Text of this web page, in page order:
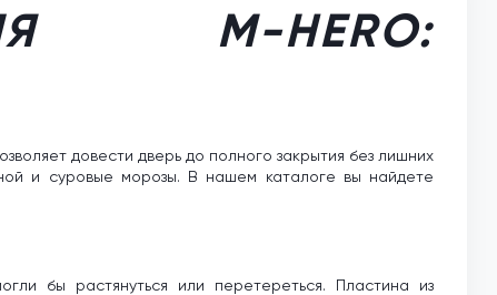
M-HERO:
довести дверь до полного закрытия без лишних
и суровые морозы. В нашем каталоге вы найдете
бы растянуться или перетереться. Пластина из